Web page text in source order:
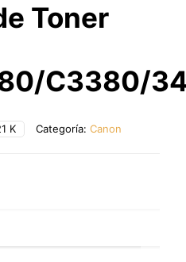
Toner
C3380/
K Categoría: Canon